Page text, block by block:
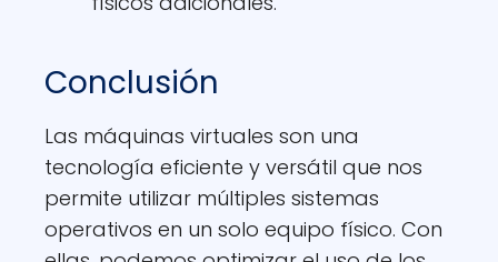
Conclusión
Las máquinas virtuales son una
tecnología eficiente y versátil que nos
permite utilizar múltiples sistemas
operativos en un solo equipo físico. Con